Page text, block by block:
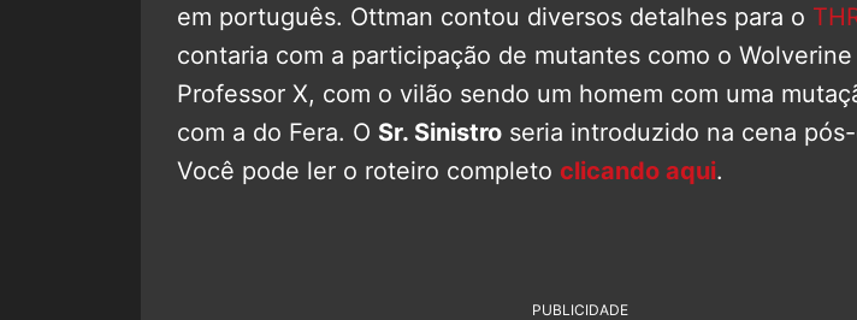
em português. Ottman contou diversos detalhes para o
contaria com a participação de mutantes como o
Professor X, com o vilão sendo um homem com uma
com a do Fera. O Sr. Sinistro seria introduzido na cena
Você pode ler o roteiro completo clicando aqui.
PUBLICIDADE